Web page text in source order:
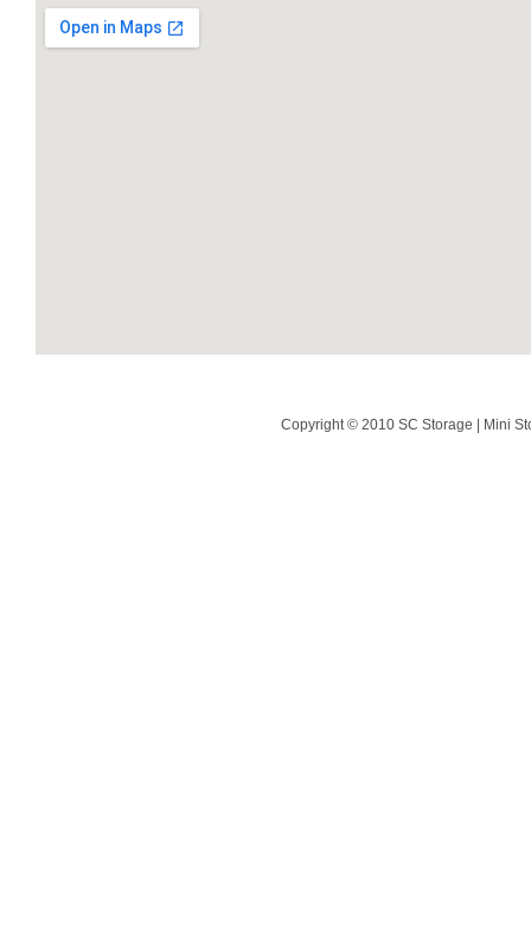
Copyright © 2010 SC Storage | Mini